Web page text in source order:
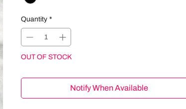
Quantity *
OUT OF STOCK
Notify When Available